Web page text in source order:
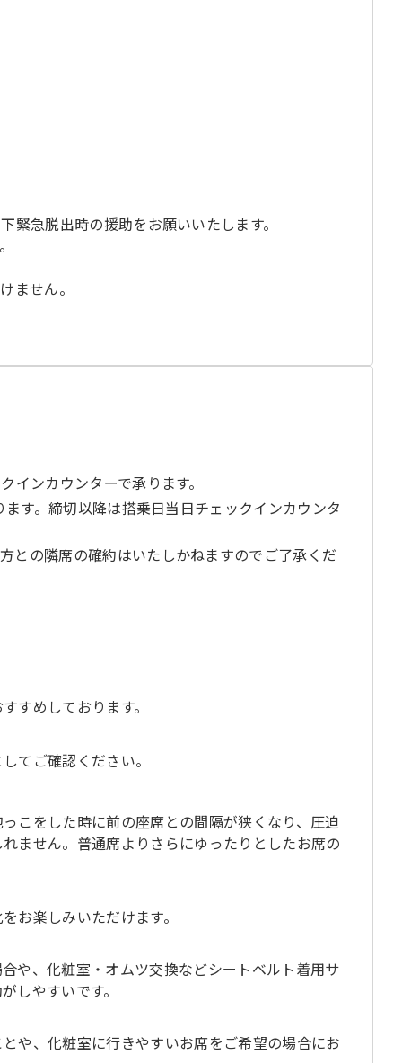
急脱出時の援助をお願いいたします。
ません。
じ
ンカウンターで承ります。
す。締切以降は搭乗日当日チェックインカウンタ
との隣席の確約はいたしかねますのでご了承くだ
すめしております。
てご確認ください。
こをした時に前の座席との間隔が狭くなり、圧迫
ません。普通席よりさらにゆったりとしたお席の
お楽しみいただけます。
や、化粧室・オムツ交換などシートベルト着用サ
しやすいです。
や、化粧室に行きやすいお席をご希望の場合にお